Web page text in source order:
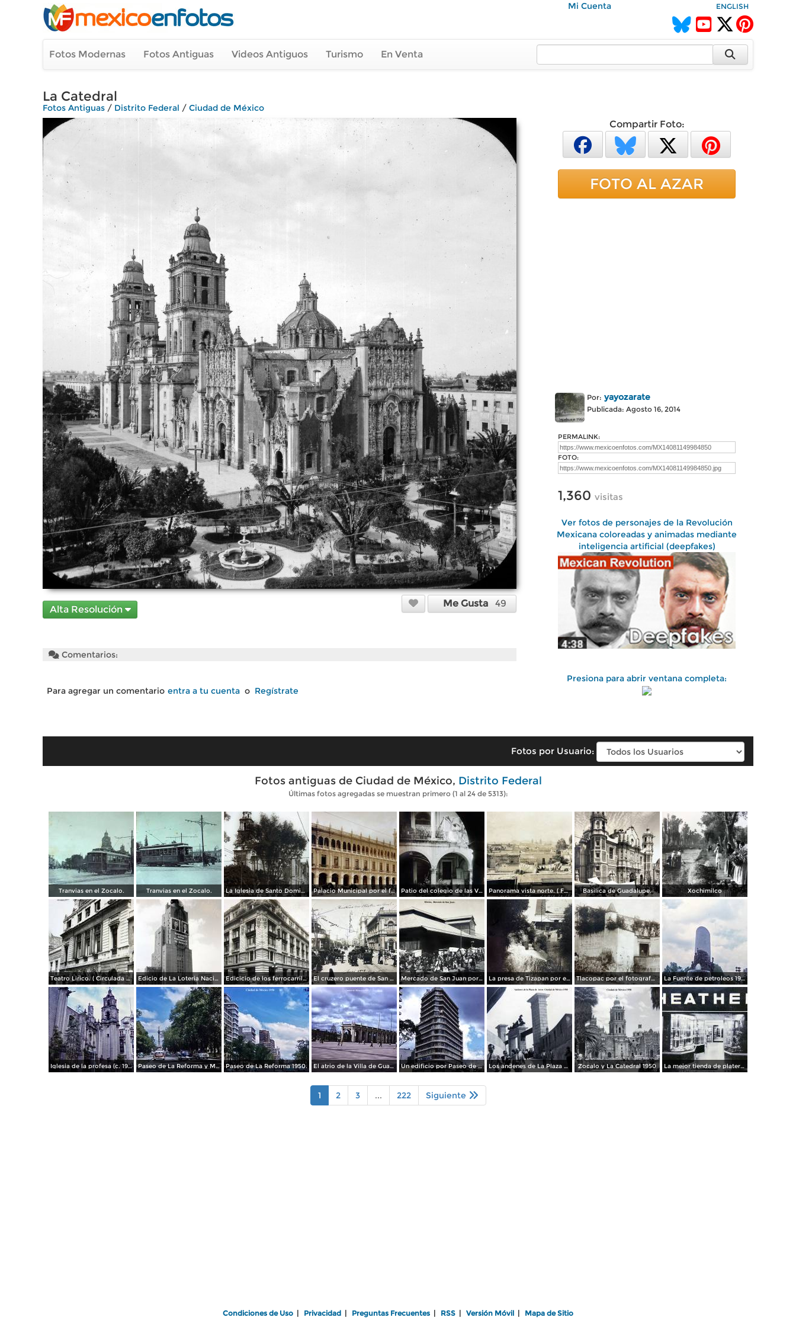
Mi Cuenta ENGLISH
Fotos Modernas Fotos Antiguas Videos Antiguos Turismo En Venta
La Catedral
Fotos Antiguas / Distrito Federal / Ciudad de México
Alta Resolución
Me Gusta 49
Comentarios:
Para agregar un comentario entra a tu cuenta o Regístrate
Compartir Foto:
FOTO AL AZAR
Por: yayozarate
Publicada: Agosto 16, 2014
PERMALINK:
FOTO:
1,360 visitas
Ver fotos de personajes de la Revolución
Mexicana coloreadas y animadas mediante
inteligencia artificial (deepfakes)
Presiona para abrir ventana completa:
Fotos por Usuario:
Fotos antiguas de Ciudad de México, Distrito Federal
Últimas fotos agregadas se muestran primero (1 al 24 de 5313):
Tranvias en el Zocalo. Tranvias en el Zocalo. La Iglesia de Santo Domingo. Palacio Municipal por el fotografo Hugo Brehme.. Patio del colegio de las Vizcainas por el fotografo Hugo Brehme. Panorama vista norte. ( Fechada el 20 de Junio de 1905 ). Basilica de Guadalupe. Xochimilco
Teatro Lirico. ( Circulada el 1 de Agosto de 1926 ). Edicio de La Loteria Nacional Ciudad de México Abril de 1964 Edicicio de los ferrocarriles. El cruzero puente de San Francisco y Guardiola por el fotografo Felix Miret. Mercado de San Juan por el fotografo Felix Miret La presa de Tizapan por el fotografo Fernando Kososky. ( Circulada el 22 de Diembre de 1910 ). Tlacopac por el fotografo Hugo Brehme. La Fuente de petroleos 1950.
Iglesia de la profesa (c. 1950) Paseo de La Reforma y Mto a La Independencia 1950 Paseo de La Reforma 1950. El atrio de la Villa de Guadalupe 1950. Un edificio por Paseo de La Reforma 1950 Los andenes de La Plaza de toros Ciudad de México 1950 Zocalo y La Catedral 1950 La mejor tienda de plateria.
1 2 3 ... 222 Siguiente
Condiciones de Uso Privacidad Preguntas Frecuentes RSS Versión Móvil Mapa de Sitio